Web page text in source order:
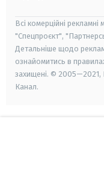
Всі комерційні
"Спецпроєкт",
Детальніше щодо
ознайомитись в
захищені. © 2005—2021,
Канал.